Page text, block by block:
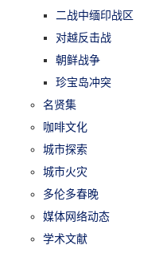
二战中缅印战区
对越反击战
朝鲜战争
珍宝岛冲突
名贤集
咖啡文化
城市探索
城市火灾
多伦多春晚
媒体网络动态
学术文献